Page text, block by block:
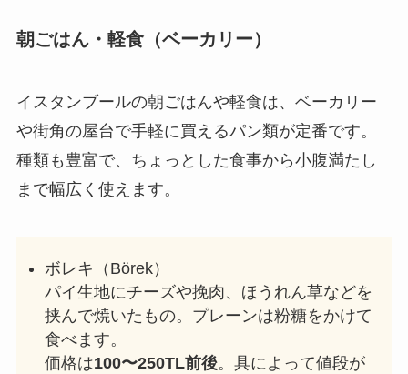
朝ごはん・軽食（ベーカリー）
イスタンブールの朝ごはんや軽食は、ベーカリー
や街角の屋台で手軽に買えるパン類が定番です。
種類も豊富で、ちょっとした食事から小腹満たし
まで幅広く使えます。
ボレキ（Börek）
パイ生地にチーズや挽肉、ほうれん草などを
挟んで焼いたもの。プレーンは粉糖をかけて
食べます。
価格は100〜250TL前後。具によって値段が